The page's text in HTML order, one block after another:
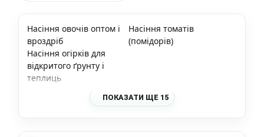
Насіння овочів оптом і
вроздріб
Насіння томатів
(помідорів)
Насіння огірків для
відкритого ґрунту і
теплиць
ПОКАЗАТИ ЩЕ 15